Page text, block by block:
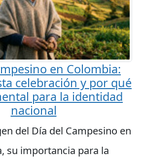
en Colombia:
celebración y por qué
para la identidad
nacional
del Día del Campesino en
su importancia para la